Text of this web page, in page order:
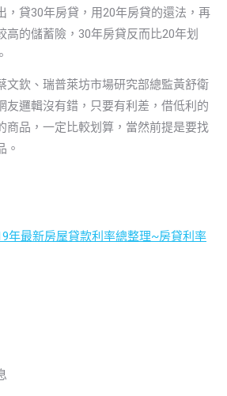
，貸30年房貸，用20年房貸的還法，再
高的儲蓄險，30年房貸反而比20年划
文欽、瑞普萊坊市場研究部總監黃舒衛
友邏輯沒有錯，只要有利差，借低利的
商品，一定比較划算，當然前提是要找
。
年最新房屋貸款利率總整理~房貸利率